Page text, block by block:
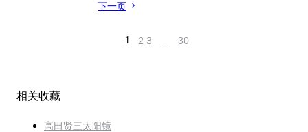
下一页
1 2 3 … 30
相关收藏
高田贤三太阳镜